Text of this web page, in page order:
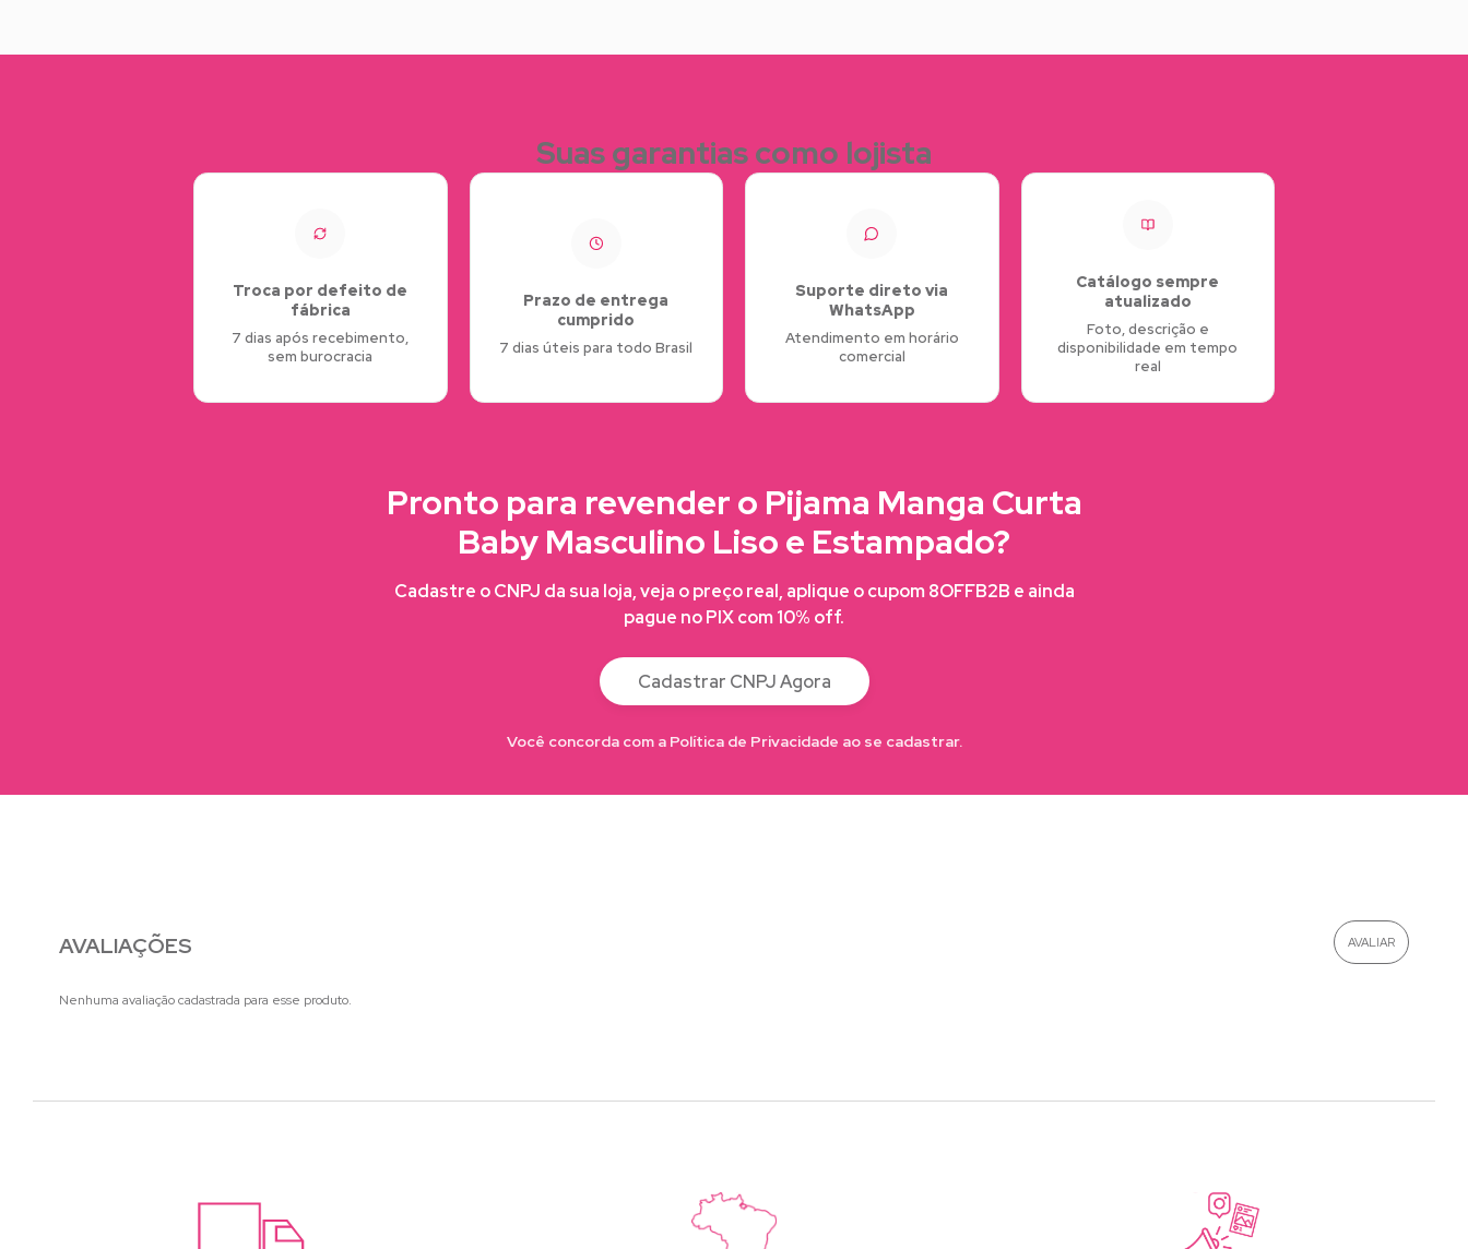
Suas garantias como lojista
Troca por defeito de
fábrica
7 dias após recebimento,
sem burocracia
Prazo de entrega
cumprido
7 dias úteis para todo Brasil
Suporte direto via
WhatsApp
Atendimento em horário
comercial
Catálogo sempre
atualizado
Foto, descrição e
disponibilidade em tempo
real
Pronto para revender o Pijama Manga Curta
Baby Masculino Liso e Estampado?
Cadastre o CNPJ da sua loja, veja o preço real, aplique o cupom 8OFFB2B e ainda
pague no PIX com 10% off.
Cadastrar CNPJ Agora
Você concorda com a Política de Privacidade ao se cadastrar.
AVALIAÇÕES
Nenhuma avaliação cadastrada para esse produto.